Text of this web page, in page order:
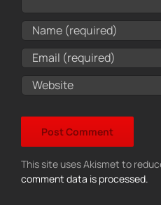
This site uses Akismet to
comment data is processed.